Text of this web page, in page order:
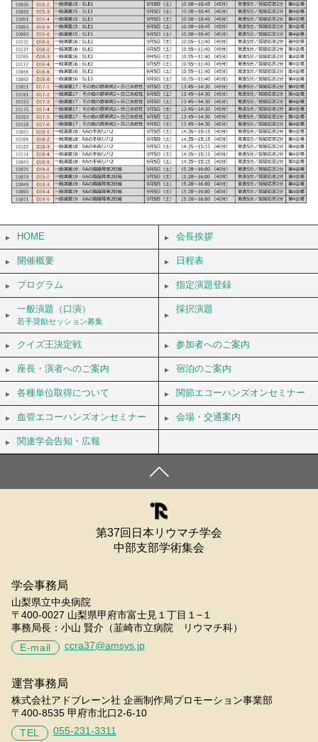
HOME 会長挨拶
開催概要 日程表
プログラム 指定演題登録
一般演題（口演）
若手奨励セッション募集
採択演題
クイズ王決定戦 参加者へのご案内
座長・演者へのご案内 宿泊のご案内
各種単位取得について 関節エコーハンズオンセミナー
血管エコーハンズオンセミナー 会場・交通案内
関連学会告知・広報
第37回日本リウマチ学会
中部支部学術集会
学会事務局
山梨県立中央病院
〒400-0027 山梨県甲府市富士見１丁目１−１
事務局長：小山 賢介（韮崎市立病院 リウマチ科）
E-mail
ccra37@amsys.jp
運営事務局
株式会社アドブレーン社 企画制作局プロモーション事業部
〒400-8535 甲府市北口2-6-10
TEL
055-231-3311